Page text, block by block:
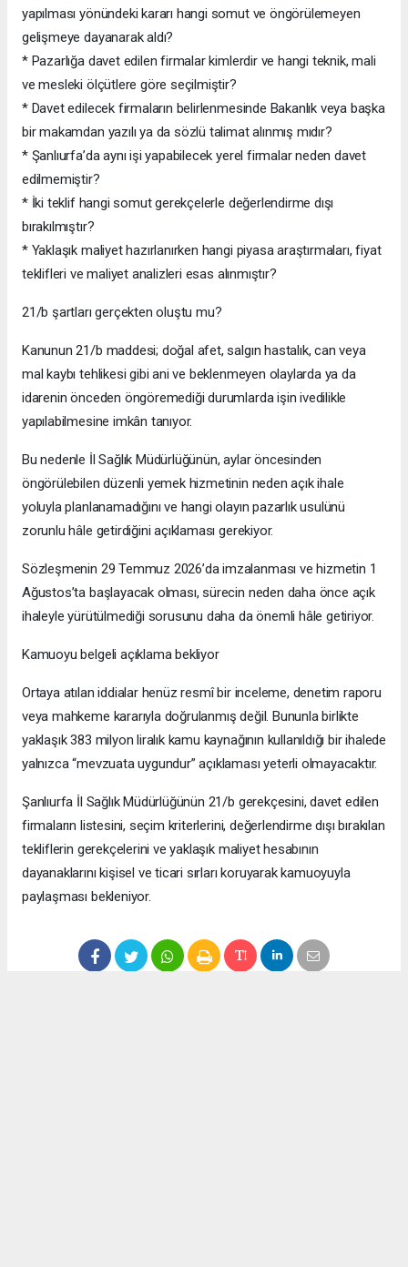
yapılması yönündeki kararı hangi somut ve öngörülemeyen
gelişmeye dayanarak aldı?
* Pazarlığa davet edilen firmalar kimlerdir ve hangi teknik, mali
ve mesleki ölçütlere göre seçilmiştir?
* Davet edilecek firmaların belirlenmesinde Bakanlık veya başka
bir makamdan yazılı ya da sözlü talimat alınmış mıdır?
* Şanlıurfa’da aynı işi yapabilecek yerel firmalar neden davet
edilmemiştir?
* İki teklif hangi somut gerekçelerle değerlendirme dışı
bırakılmıştır?
* Yaklaşık maliyet hazırlanırken hangi piyasa araştırmaları, fiyat
teklifleri ve maliyet analizleri esas alınmıştır?
21/b şartları gerçekten oluştu mu?
Kanunun 21/b maddesi; doğal afet, salgın hastalık, can veya
mal kaybı tehlikesi gibi ani ve beklenmeyen olaylarda ya da
idarenin önceden öngöremediği durumlarda işin ivedilikle
yapılabilmesine imkân tanıyor.
Bu nedenle İl Sağlık Müdürlüğünün, aylar öncesinden
öngörülebilen düzenli yemek hizmetinin neden açık ihale
yoluyla planlanamadığını ve hangi olayın pazarlık usulünü
zorunlu hâle getirdiğini açıklaması gerekiyor.
Sözleşmenin 29 Temmuz 2026’da imzalanması ve hizmetin 1
Ağustos’ta başlayacak olması, sürecin neden daha önce açık
ihaleyle yürütülmediği sorusunu daha da önemli hâle getiriyor.
Kamuoyu belgeli açıklama bekliyor
Ortaya atılan iddialar henüz resmî bir inceleme, denetim raporu
veya mahkeme kararıyla doğrulanmış değil. Bununla birlikte
yaklaşık 383 milyon liralık kamu kaynağının kullanıldığı bir ihalede
yalnızca “mevzuata uygundur” açıklaması yeterli olmayacaktır.
Şanlıurfa İl Sağlık Müdürlüğünün 21/b gerekçesini, davet edilen
firmaların listesini, seçim kriterlerini, değerlendirme dışı bırakılan
tekliflerin gerekçelerini ve yaklaşık maliyet hesabının
dayanaklarını kişisel ve ticari sırları koruyarak kamuoyuyla
paylaşması bekleniyor.